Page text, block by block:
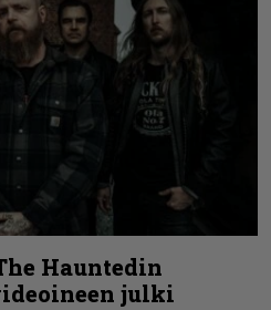
Hauntedin
julki